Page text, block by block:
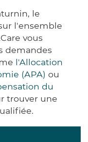
le
l'ensemble
vous
demandes
l'Allocation
(APA) ou
du
trouver une